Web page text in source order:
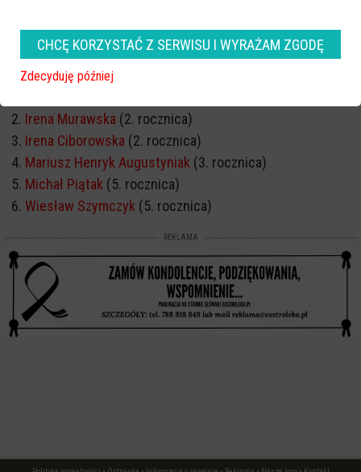
ROCZNICA ŚMIERCI
Irena Murawska (2. rocznica)
Irena Ciborowska (2. rocznica)
Mariusz Henryk Augustyniak (3. rocznica)
Michał Piątak (5. rocznica)
Wiesław Szymczyk (5. rocznica)
REKLAMA
CHCĘ KORZYSTAĆ Z SERWISU I WYRAŻAM ZGODĘ
Zdecyduję później